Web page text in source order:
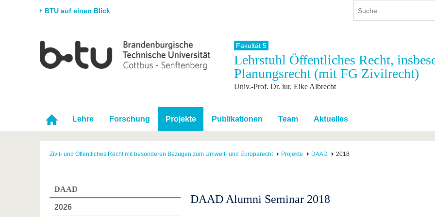
BTU auf einen Blick
Universität
Partnerschaften &
Strukturwandel
Forschung
Wissenschaftlicher
Studium
Studienangebot
Vor dem Studium
Nach dem Studium
International
Internationales Profil
Aus dem Ausland an die BTU
Für internationale
Kontakt
Weiterbildung
Weiterbildungsangebote
Fakultät 5
Lehrstuhl Öffentliches Recht,
Planungsrecht (mit FG Zivilrecht)
Univ.-Prof. Dr. iur. Eike Albrecht
Lehre Forschung Projekte Publikationen Team Aktuelles
Zivil- und Öffentliches Recht mit besonderen Bezügen zum Umwelt- und Europarecht Projekte DAAD 2018
DAAD
2026
DAAD Alumni Seminar 2018